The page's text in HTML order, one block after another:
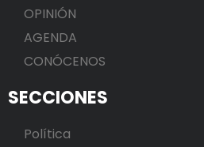
OPINIÓN
AGENDA
CONÓCENOS
SECCIONES
Política